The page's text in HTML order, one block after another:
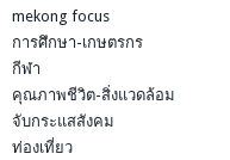
mekong focus
การศึกษา-เกษตรกร
กีฬา
คุณภาพชีวิต-สิ่งแวดล้อม
จับกระแสสังคม
ท่องเที่ยว